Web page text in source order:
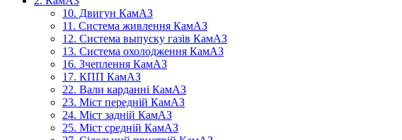
10. Двигун КамАЗ
11. Система живлення КамАЗ
12. Система выпуску газів КамАЗ
13. Система охолодження КамАЗ
16. Зчеплення КамАЗ
17. КПП КамАЗ
22. Вали карданні КамАЗ
23. Міст передній КамАЗ
24. Міст задній КамАЗ
25. Міст средній КамАЗ